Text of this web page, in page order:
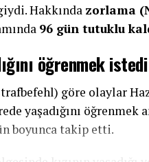
Hakkında zorlama
96 gün tutuklu
öğrenmek istedi
göre olaylar
yaşadığını öğrenmek
boyunca takip etti.